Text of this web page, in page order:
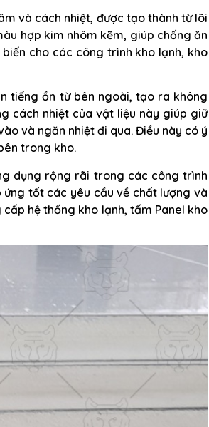
và cách nhiệt, được tạo thành từ lõi
hợp kim nhôm kẽm, giúp chống ăn
cho các công trình kho lạnh, kho
tiếng ồn từ bên ngoài, tạo ra không
cách nhiệt của vật liệu này giúp giữ
và ngăn nhiệt đi qua. Điều này có ý
trong kho.
dụng rộng rãi trong các công trình
tốt các yêu cầu về chất lượng và
hệ thống kho lạnh, tấm Panel kho